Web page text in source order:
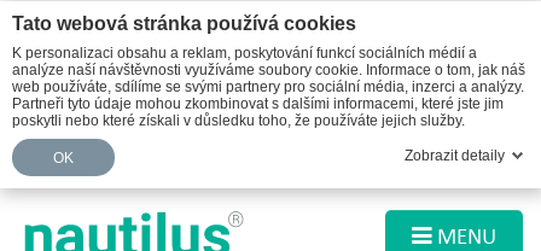
MENU
Tato webová stránka používá cookies
K personalizaci obsahu a reklam, poskytování funkcí sociálních médií a
analýze naší návštěvnosti využíváme soubory cookie. Informace o tom, jak náš
web používáte, sdílíme se svými partnery pro sociální média, inzerci a analýzy.
Partneři tyto údaje mohou zkombinovat s dalšími informacemi, které jste jim
poskytli nebo které získali v důsledku toho, že používáte jejich služby.
OK Zobrazit detaily